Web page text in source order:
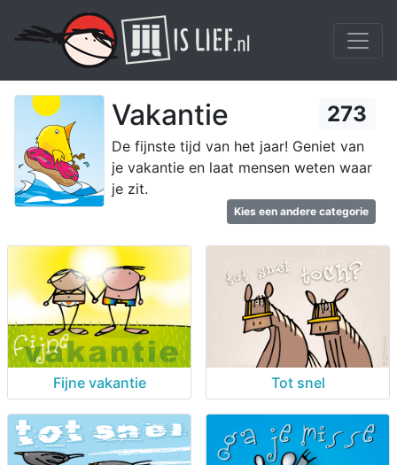
Vakantie 273
De fijnste tijd van het jaar! Geniet van
je vakantie en laat mensen weten waar
je zit.
Kies een andere categorie
Fijne vakantie Tot snel